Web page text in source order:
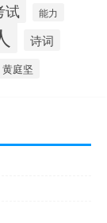
试 能力
诗词
黄庭坚